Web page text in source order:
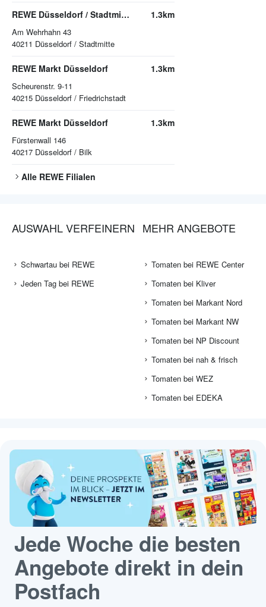
REWE Düsseldorf / Stadtmitte
Am Wehrhahn 43
40211 Düsseldorf / Stadtmitte
1.3km
REWE Markt Düsseldorf
Scheurenstr. 9-11
40215 Düsseldorf / Friedrichstadt
1.3km
REWE Markt Düsseldorf
Fürstenwall 146
40217 Düsseldorf / Bilk
1.3km
Alle REWE Filialen
AUSWAHL VERFEINERN
Schwartau bei REWE
Jeden Tag bei REWE
MEHR ANGEBOTE
Tomaten bei REWE Center
Tomaten bei Kliver
Tomaten bei Markant Nord
Tomaten bei Markant NW
Tomaten bei NP Discount
Tomaten bei nah & frisch
Tomaten bei WEZ
Tomaten bei EDEKA
Jede Woche die besten
Angebote direkt in dein
Postfach